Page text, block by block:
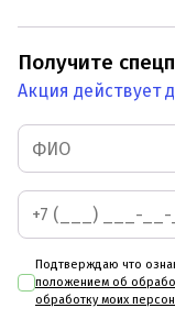
Получите
Акция действует
Подтверждаю что
положением об
обработку моих